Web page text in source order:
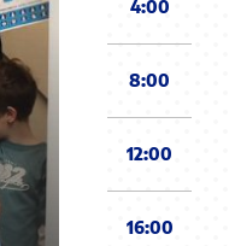
4:00
8:00
12:00
16:00